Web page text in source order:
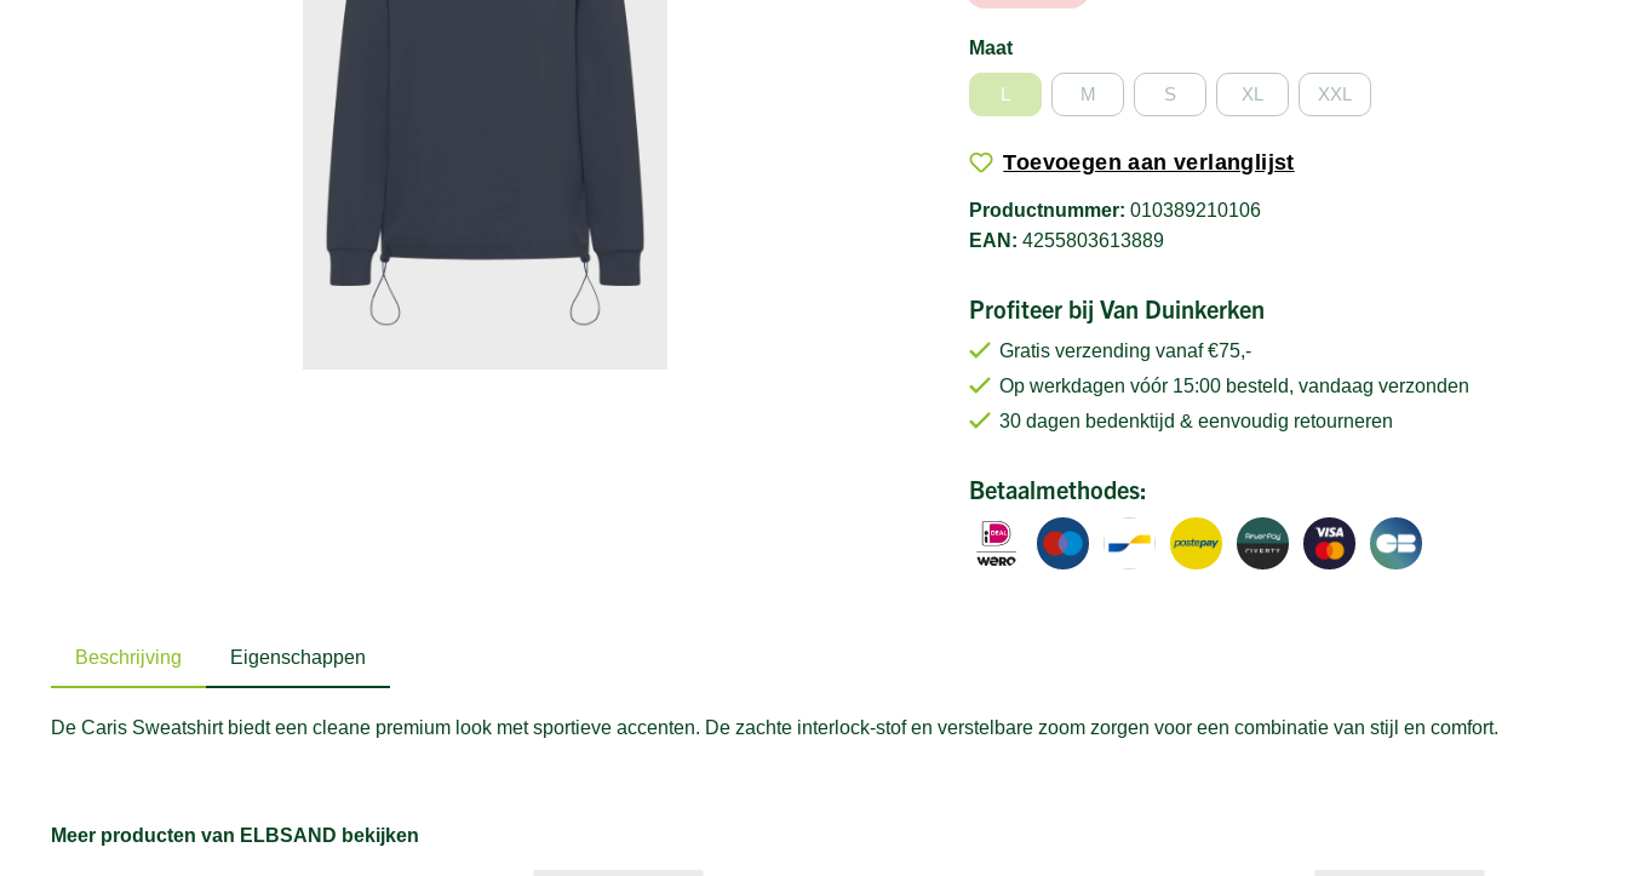
Maat
L M S XL XXL
Toevoegen aan verlanglijst
Productnummer:010389210106
EAN:4255803613889
Profiteer bij Van Duinkerken
Gratis verzending vanaf €75,-
Op werkdagen vóór 15:00 besteld, vandaag verzonden
30 dagen bedenktijd & eenvoudig retourneren
Betaalmethodes:
Beschrijving Eigenschappen
De Caris Sweatshirt biedt een cleane premium look met sportieve accenten. De zachte interlock-stof en verstelbare zoom zorgen voor een combinatie van stijl en comfort.
Meer producten van ELBSAND bekijken